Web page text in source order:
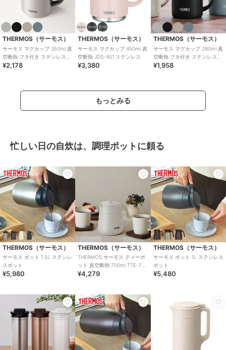
THERMOS（サーモス）
サーモス マグカップ 350ml 真
空断熱 フタ付き ステンレス
JDG-352
¥2,178
THERMOS（サーモス）
サーモス マグカップ 450ml 真
空断熱 JDS-451 ステンレス
¥3,380
THERMOS（サーモス）
サーモス マグカップ 280ml 真
空断熱 フタ付き ステンレス
JDG-282
¥1,958
もっとみる
忙しい日の自炊は、調理ポットに頼る
THERMOS（サーモス）
サーモス ポット 1.5L ステンレ
スポット
¥5,980
THERMOS（サーモス）
THERMOS サーモス ティーポ
ット 真空断熱 700ml TTE-700
ステンレス
¥4,279
THERMOS（サーモス）
サーモス ポット 1L ステンレス
ポット
¥5,480